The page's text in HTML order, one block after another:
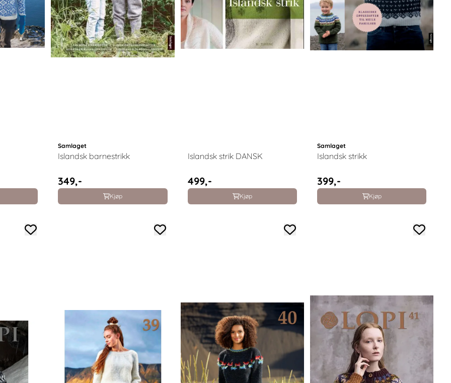
Samlaget
Islandsk barnestrikk
349,-
Kjøp
Islandsk strik DANSK
499,-
Kjøp
Samlaget
Islandsk strikk
399,-
Kjøp